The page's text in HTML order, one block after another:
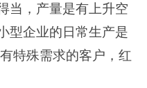
当，产量是有上升空
型企业的日常生产是
特殊需求的客户，红